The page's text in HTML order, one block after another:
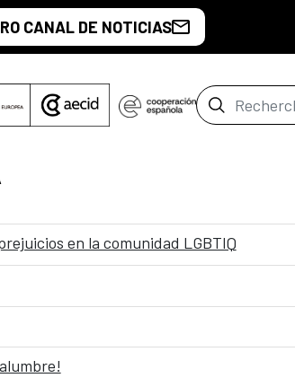
CANAL DE NOTICIAS
Barre de
en la comunidad LGBTIQ